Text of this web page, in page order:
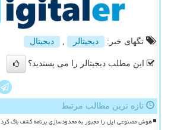
تگهای خبر: دیجیتالر دیجیتال
این مطلب دیجیتالر را می پسندید؟
تازه ترین مطالب مرتبط
هوش مصنوعی اپل را مجبور به محدودسازی برنامه کشف باگ کرد